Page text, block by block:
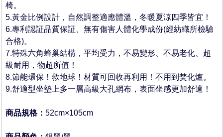
椅。
5.黃金比例設計，自然調整適應體溫，冬暖夏涼四季皆宜！
6.專利認証品質保証、無有傷害人體化學成份(經紡織所檢驗
合格)。
7.特殊六角蜂巢結構，平均受力，不易變形、不易老化、超
級耐用，物超所值！
8.節能環保！救地球！材質可回收再利用！不用到焚化爐。
9.舒適型坐墊上多一層高級大孔網布，表面坐感更加舒適！
商品規格： 52cm×105cm